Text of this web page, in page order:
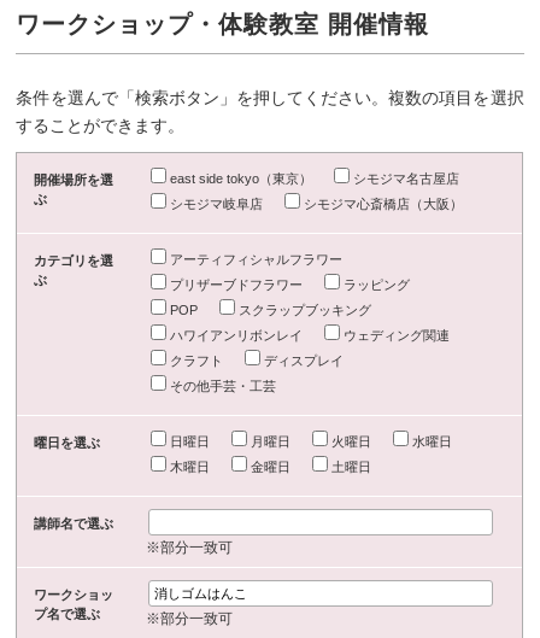
ワークショップ・体験教室 開催情報
条件を選んで「検索ボタン」を押してください。複数の項目を選択
することができます。
開催場所を選
ぶ
east side tokyo（東京）
シモジマ名古屋店
シモジマ岐阜店
シモジマ心斎橋店（大阪）
カテゴリを選
ぶ
アーティフィシャルフラワー
プリザーブドフラワー
ラッピング
POP
スクラップブッキング
ハワイアンリボンレイ
ウェディング関連
クラフト
ディスプレイ
その他手芸・工芸
曜日を選ぶ 日曜日 月曜日 火曜日
水曜日
木曜日
金曜日 土曜日
講師名で選ぶ
※部分一致可
ワークショッ
プ名で選ぶ
※部分一致可